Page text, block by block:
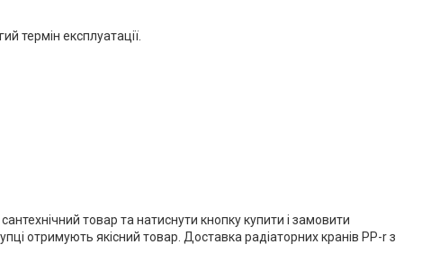
термін експлуатації.
товар та натиснути кнопку купити і замовити
отримують якісний товар. Доставка радіаторних кранів PP-r з